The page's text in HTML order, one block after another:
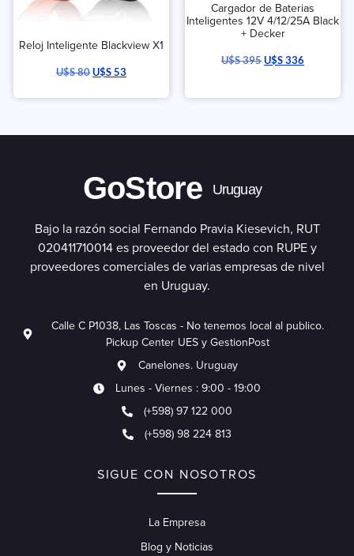
Reloj Inteligente Blackview X1
U$S80U$S53
Cargador de Baterias
Inteligentes 12V 4/12/25A Black
+ Decker
U$S395U$S336
GoStore Uruguay
Bajo la razón social Fernando Pravia Kiesevich, RUT
020411710014 es proveedor del estado con RUPE y
proveedores comerciales de varias empresas de nivel
en Uruguay.
Calle C P1038, Las Toscas - No tenemos local al publico.
Pickup Center UES y GestionPost
Canelones. Uruguay
Lunes - Viernes : 9:00 - 19:00
(+598) 97 122 000
(+598) 98 224 813
SIGUE CON NOSOTROS
La Empresa
Blog y Noticias